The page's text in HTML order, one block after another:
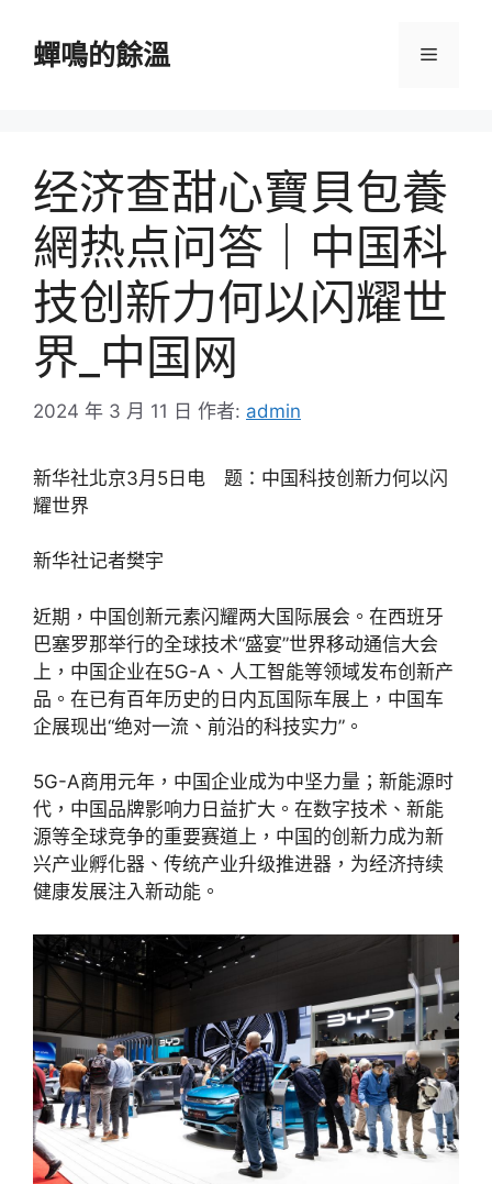
蟬鳴的餘溫 選
经济查甜心寶貝包養
網热点问答｜中国科
技创新力何以闪耀世
界_中国网
2024 年 3 月 11 日 作者: admin
新华社北京3月5日电 题：中国科技创新力何以闪
耀世界
新华社记者樊宇
近期，中国创新元素闪耀两大国际展会。在西班牙
巴塞罗那举行的全球技术“盛宴”世界移动通信大会
上，中国企业在5G-A、人工智能等领域发布创新产
品。在已有百年历史的日内瓦国际车展上，中国车
企展现出“绝对一流、前沿的科技实力”。
5G-A商用元年，中国企业成为中坚力量；新能源时
代，中国品牌影响力日益扩大。在数字技术、新能
源等全球竞争的重要赛道上，中国的创新力成为新
兴产业孵化器、传统产业升级推进器，为经济持续
健康发展注入新动能。